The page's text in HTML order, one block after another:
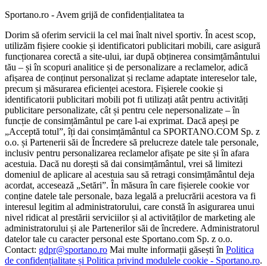
Sportano.ro - Avem grijă de confidențialitatea ta
Dorim să oferim servicii la cel mai înalt nivel sportiv. În acest scop,
utilizăm fișiere cookie și identificatori publicitari mobili, care asigură
funcționarea corectă a site-ului, iar după obținerea consimțământului
tău – și în scopuri analitice și de personalizare a reclamelor, adică
afișarea de conținut personalizat și reclame adaptate intereselor tale,
precum și măsurarea eficienței acestora. Fișierele cookie și
identificatorii publicitari mobili pot fi utilizați atât pentru activități
publicitare personalizate, cât și pentru cele nepersonalizate – în
funcție de consimțământul pe care l-ai exprimat. Dacă apeși pe
„Acceptă totul”, îți dai consimțământul ca SPORTANO.COM Sp. z
o.o. și Partenerii săi de Încredere să prelucreze datele tale personale,
inclusiv pentru personalizarea reclamelor afișate pe site și în afara
acestuia. Dacă nu dorești să dai consimțământul, vrei să limitezi
domeniul de aplicare al acestuia sau să retragi consimțământul deja
acordat, accesează „Setări”. În măsura în care fișierele cookie vor
conține datele tale personale, baza legală a prelucrării acestora va fi
interesul legitim al administratorului, care constă în asigurarea unui
nivel ridicat al prestării serviciilor și al activităților de marketing ale
administratorului și ale Partenerilor săi de încredere. Administratorul
datelor tale cu caracter personal este Sportano.com Sp. z o.o.
Contact: gdpr@sportano.ro Mai multe informații găsești în Politica
de confidențialitate și Politica privind modulele cookie - Sportano.ro.